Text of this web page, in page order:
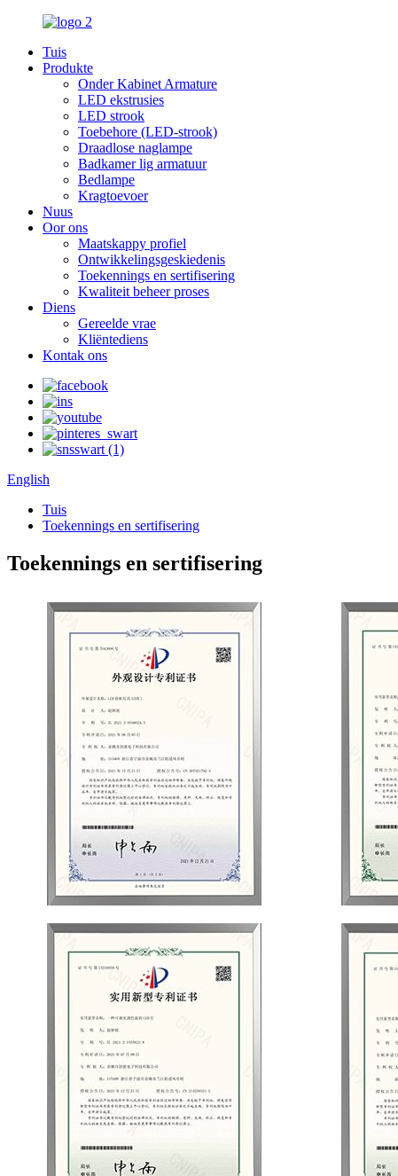
Tuis
Produkte
Onder Kabinet Armature
LED ekstrusies
LED strook
Toebehore (LED-strook)
Draadlose naglampe
Badkamer lig armatuur
Bedlampe
Kragtoevoer
Nuus
Oor ons
Maatskappy profiel
Ontwikkelingsgeskiedenis
Toekennings en sertifisering
Kwaliteit beheer proses
Diens
Gereelde vrae
Kliëntediens
Kontak ons
English
Tuis
Toekennings en sertifisering
Toekennings en sertifisering